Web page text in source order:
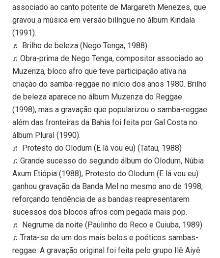
associado ao canto potente de Margareth Menezes, que
gravou a música em versão bilíngue no álbum Kindala
(1991).
♬ Brilho de beleza (Nego Tenga, 1988)
♫ Obra-prima de Nego Tenga, compositor associado ao
Muzenza, bloco afro que teve participação ativa na
criação do samba-reggae no início dos anos 1980. Brilho
de beleza aparece no álbum Muzenza do Reggae
(1998), mas a gravação que popularizou o samba-reggae
além das fronteiras da Bahia foi feita por Gal Costa no
álbum Plural (1990).
♬ Protesto do Olodum (E lá vou eu) (Tatau, 1988)
♫ Grande sucesso do segundo álbum do Olodum, Núbia
Axum Etiópia (1988), Protesto do Olodum (E lá vou eu)
ganhou gravação da Banda Mel no mesmo ano de 1998,
reforçando tendência de as bandas reapresentarem
sucessos dos blocos afros com pegada mais pop.
♬ Negrume da noite (Paulinho do Reco e Cuiuba, 1989)
♫ Trata-se de um dos mais belos e poéticos sambas-
reggae. A gravação original foi feita pelo grupo Ilê Aiyê